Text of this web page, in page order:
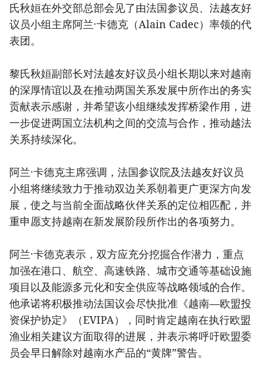
氏秋姮在外交部总部会见了由法国参议员、法越友好
议员小组主席阿兰·卡德克（Alain Cadec）率领的代
表团。
黎氏秋姮副部长对法越友好议员小组长期以来对越南
的深厚情谊以及在推动两国关系发展中所作出的务实
贡献表示感谢，并希望该小组继续发挥桥梁作用，进
一步促进两国立法机构之间的交流与合作，推动越法
关系持续深化。
阿兰·卡德克主席强调，法国参议院及法越友好议员
小组将继续致力于推动双边关系朝着更广更深方向发
展，使之与当前全面战略伙伴关系的定位相匹配，并
重申愿支持越南在新发展阶段所作出的各项努力。
阿兰·卡德克表示，双方应充分挖掘合作潜力，重点
加强在港口、航空、高速铁路、城市交通等基础设施
项目以及能源多元化和安全供应等战略领域的合作。
他承诺将积极推动法国议会尽快批准《越南—欧盟投
资保护协定》（EVIPA），同时肯定越南在执行欧盟
渔业相关建议方面取得的进展，并表示将呼吁欧盟委
员会早日解除对越南水产品的“黄牌”警告。